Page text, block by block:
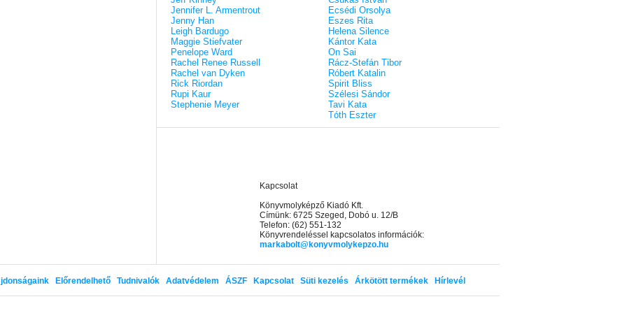
Jennifer L. Armentrout
Jenny Han
Leigh Bardugo
Maggie Stiefvater
Penelope Ward
Rachel Renee Russell
Rachel van Dyken
Rick Riordan
Rupi Kaur
Stephenie Meyer
Ecsédi Orsolya
Eszes Rita
Helena Silence
Kántor Kata
On Sai
Rácz-Stefán Tibor
Róbert Katalin
Spirit Bliss
Szélesi Sándor
Tavi Kata
Tóth Eszter
Kapcsolat
Könyvmolyképző Kiadó Kft.
Címünk: 6725 Szeged, Dobó u. 12/B
Telefon: (62) 551-132
Könyvrendeléssel kapcsolatos információk:
markabolt@konyvmolykepzo.hu
Előrendelhető Tudnivalók Adatvédelem ÁSZF Kapcsolat Süti kezelés Árkötött termékek Hírlevél